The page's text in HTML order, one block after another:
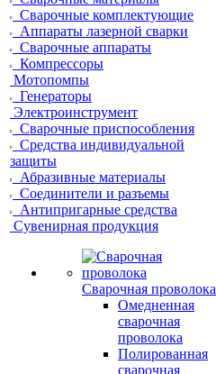
Сварочные комплектующие
Аппараты лазерной сварки
Сварочные аппараты
Компрессоры
Мотопомпы
Генераторы
Электроинструмент
Сварочные приспособления
Средства индивидуальной
защиты
Абразивные материалы
Соединители и разъемы
Антипригарные средства
Сувенирная продукция
Сварочная проволока
Омедненная
сварочная
проволока
Полированная
сварочная